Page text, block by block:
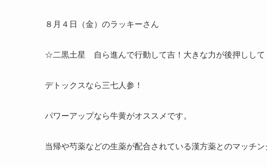
８月４日（金）のラッキーさん
☆二黒土星 自ら進んで行動して吉！大きな力が後押しして
デトックスなら三七人参！
パワーアップなら牛黄がオススメです。
当帰や芍薬などの生薬が配合されている漢方薬とのマッチン